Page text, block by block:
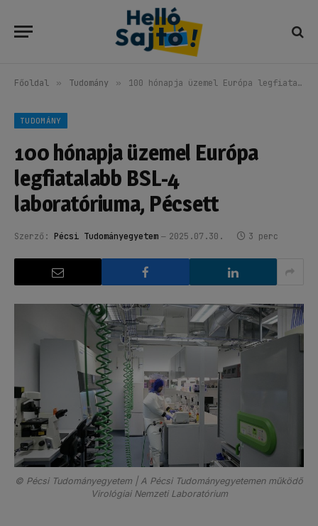
Főoldal » Tudomány » 100 hónapja üzemel Európa legfiatalabb BSL-4 laboratóriuma, Pécsett
TUDOMÁNY
100 hónapja üzemel Európa
legfiatalabb BSL-4
laboratóriuma, Pécsett
Szerző: Pécsi Tudományegyetem 2025.07.30. 3 perc
© Pécsi Tudományegyetem | A Pécsi Tudományegyetemen működő
Virológiai Nemzeti Laboratórium